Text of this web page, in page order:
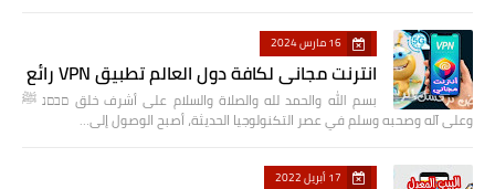
16 مارس 2024
انترنت مجاني لكافة دول العالم تطبيق VPN رائع
بسم الله والحمد لله والصلاة والسلام على أشرف خلق םבםנ ﷺ
وعلى آله وصحبه وسلم في عصر التكنولوجيا الحديثة، أصبح الوصول إلى…
17 أبريل 2022